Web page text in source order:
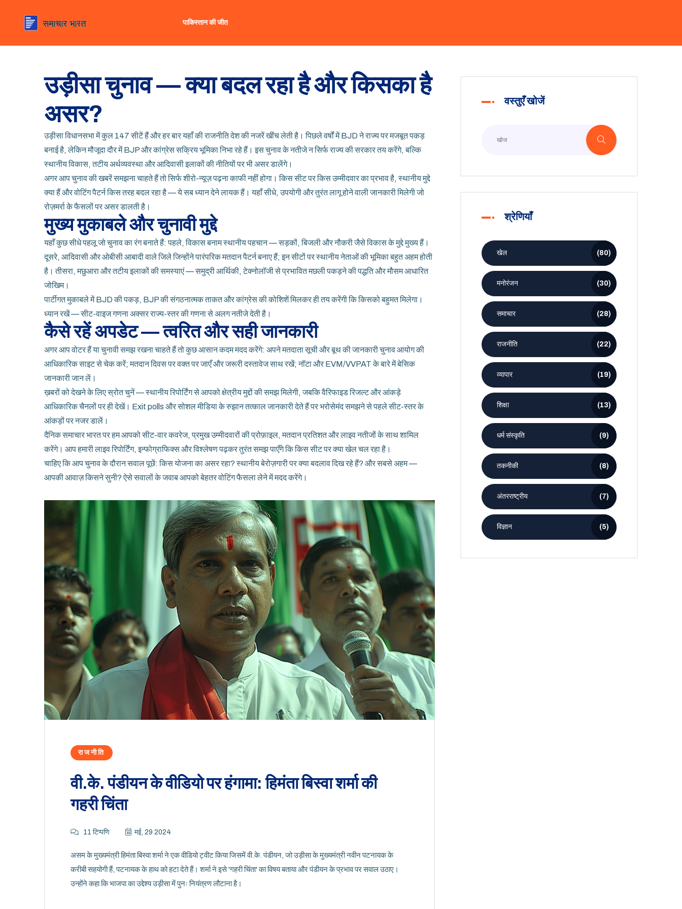
पाकिस्तान की जीत
उड़ीसा चुनाव — क्या बदल रहा है और किसका है
असर?
उड़ीसा विधानसभा में कुल 147 सीटें हैं और हर बार यहाँ की राजनीति देश की नजरें खींच लेती है। पिछले वर्षों में BJD ने राज्य पर मजबूत पकड़
बनाई है, लेकिन मौजूदा दौर में BJP और कांग्रेस सक्रिय भूमिका निभा रहे हैं। इस चुनाव के नतीजे न सिर्फ राज्य की सरकार तय करेंगे, बल्कि
स्थानीय विकास, तटीय अर्थव्यवस्था और आदिवासी इलाकों की नीतियों पर भी असर डालेंगे।
अगर आप चुनाव की खबरें समझना चाहते हैं तो सिर्फ शीरो-न्यूज़ पढ़ना काफी नहीं होगा। किस सीट पर किस उम्मीदवार का प्रभाव है, स्थानीय मुद्दे
क्या हैं और वोटिंग पैटर्न किस तरह बदल रहा है — ये सब ध्यान देने लायक हैं। यहाँ सीधे, उपयोगी और तुरंत लागू होने वाली जानकारी मिलेगी जो
रोज़मर्रा के फैसलों पर असर डालती है।
मुख्य मुकाबले और चुनावी मुद्दे
यहाँ कुछ सीधे पहलू जो चुनाव का रंग बनाते हैं: पहले, विकास बनाम स्थानीय पहचान — सड़कों, बिजली और नौकरी जैसे विकास के मुद्दे मुख्य हैं।
दूसरे, आदिवासी और ओबीसी आबादी वाले जिले जिन्होंने पारंपरिक मतदान पैटर्न बनाए हैं; इन सीटों पर स्थानीय नेताओं की भूमिका बहुत अहम होती
है। तीसरा, मछुआरा और तटीय इलाकों की समस्याएं — समुद्री आर्थिकी, टेक्नोलॉजी से प्रभावित मछली पकड़ने की पद्धति और मौसम आधारित
जोखिम।
पार्टीगत मुकाबले में BJD की पकड़, BJP की संगठनात्मक ताकत और कांग्रेस की कोशिशें मिलकर ही तय करेंगी कि किसको बहुमत मिलेगा।
ध्यान रखें — सीट-वाइज गणना अक्सर राज्य-स्तर की गणना से अलग नतीजे देती है।
कैसे रहें अपडेट — त्वरित और सही जानकारी
अगर आप वोटर हैं या चुनावी समझ रखना चाहते हैं तो कुछ आसान कदम मदद करेंगे: अपने मतदाता सूची और बूथ की जानकारी चुनाव आयोग की
आधिकारिक साइट से चेक करें; मतदान दिवस पर वक्त पर जाएँ और जरूरी दस्तावेज साथ रखें; नॉटा और EVM/VVPAT के बारे में बेसिक
जानकारी जान लें।
ख़बरों को देखने के लिए स्रोत चुनें — स्थानीय रिपोर्टिंग से आपको क्षेत्रीय मुद्दों की समझ मिलेगी, जबकि वैरिफाइड रिजल्ट और आंकड़े
आधिकारिक चैनलों पर ही देखें। Exit polls और सोशल मीडिया के रुझान तत्काल जानकारी देते हैं पर भरोसेमंद समझने से पहले सीट-स्तर के
आंकड़ों पर नजर डालें।
दैनिक समाचार भारत पर हम आपको सीट-वार कवरेज, प्रमुख उम्मीदवारों की प्रोफ़ाइल, मतदान प्रतिशत और लाइव नतीजों के साथ शामिल
करेंगे। आप हमारी लाइव रिपोर्टिंग, इन्फोग्राफिक्स और विश्लेषण पढ़कर तुरंत समझ पाएँगे कि किस सीट पर क्या खेल चल रहा है।
चाहिए कि आप चुनाव के दौरान सवाल पूछें: किस योजना का असर रहा? स्थानीय बेरोज़गारी पर क्या बदलाव दिख रहे हैं? और सबसे अहम —
आपकी आवाज़ किसने सुनी? ऐसे सवालों के जवाब आपको बेहतर वोटिंग फैसला लेने में मदद करेंगे।
राजनीति
वी.के. पंडीयन के वीडियो पर हंगामा: हिमंता बिस्वा शर्मा की
गहरी चिंता
11 टिप्पणि मई, 29 2024
असम के मुख्यमंत्री हिमंता बिस्वा शर्मा ने एक वीडियो ट्वीट किया जिसमें वी.के. पंडीयन, जो उड़ीसा के मुख्यमंत्री नवीन पटनायक के
करीबी सहयोगी हैं, पटनायक के हाथ को हटा देते हैं। शर्मा ने इसे 'गहरी चिंता' का विषय बताया और पंडीयन के प्रभाव पर सवाल उठाए।
उन्होंने कहा कि भाजपा का उद्देश्य उड़ीसा में पुनः नियंत्रण लौटाना है।
वस्तुएँ खोजें
श्रेणियाँ
खेल (80)
मनोरंजन (30)
समाचार (28)
राजनीति (22)
व्यापार (19)
शिक्षा (13)
धर्म संस्कृति (9)
तकनीकी (8)
अंतरराष्ट्रीय (7)
विज्ञान (5)